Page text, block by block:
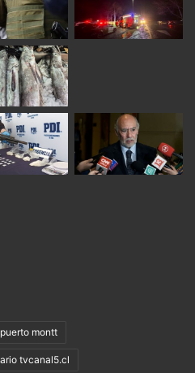
montt
tvcanal5.cl